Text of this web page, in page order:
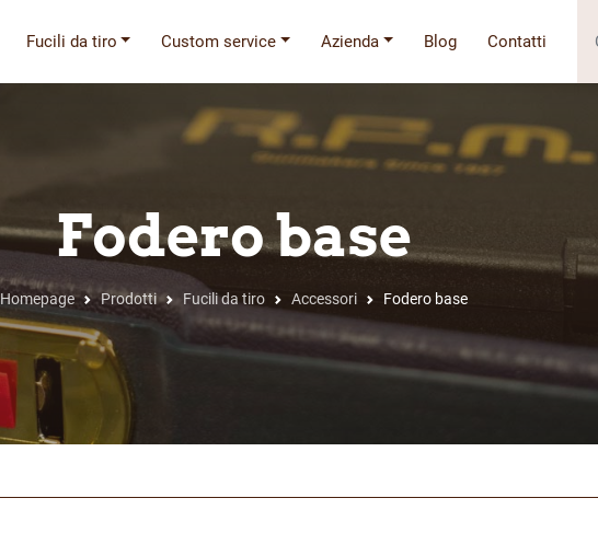
Fucili da tiro Custom service Azienda Blog Contatti
Fodero base
Homepage Prodotti Fucili da tiro Accessori Fodero base